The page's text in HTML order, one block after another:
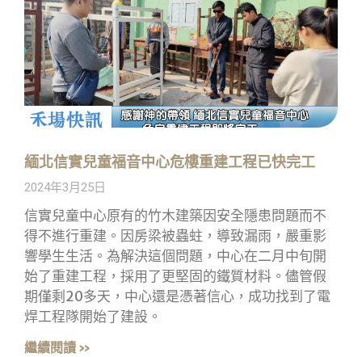
緬北信實兒童福音中心危樓重建工程已快完工
2024年3月25日
信實兒童中心原有的竹木建築因安全隱患問題而不
得不進行重建。因房梁被蟲蛀，導致漏雨，嚴重影
響學生生活。為解決這個問題，中心在二月中旬開
始了重建工程，採用了更堅固的鐵質材料。儘管假
期僅剩20多天，中心還是憑著信心，成功找到了電
焊工程隊開始了建設。
繼續閱讀 »